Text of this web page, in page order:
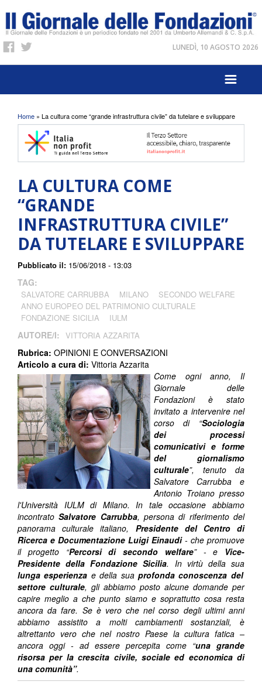
LUNEDÌ, 10 AGOSTO 2026
Tu sei qui
Home » La cultura come “grande infrastruttura civile” da tutelare e sviluppare
LA CULTURA COME
“GRANDE
INFRASTRUTTURA CIVILE”
DA TUTELARE E SVILUPPARE
Pubblicato il: 15/06/2018 - 13:03
TAG:
SALVATORE CARRUBBA MILANO
SECONDO WELFARE
ANNO EUROPEO DEL PATRIMONIO CULTURALE
FONDAZIONE SICILIA
IULM
AUTORE/I: VITTORIA AZZARITA
Rubrica: OPINIONI E CONVERSAZIONI
Articolo a cura di: Vittoria Azzarita
Come ogni anno, Il
Giornale delle
Fondazioni è stato
invitato a intervenire nel
corso di “Sociologia
dei processi
comunicativi e forme
del giornalismo
culturale”, tenuto da
Salvatore Carrubba e
Antonio Troiano presso
l'Università IULM di Milano. In tale occasione abbiamo
incontratoSalvatore Carrubba, persona di riferimento del
panorama culturale italiano, Presidente del Centro di
Ricerca e Documentazione Luigi Einaudi - che promuove
il progetto “Percorsi di secondo welfare” - e Vice-
Presidente della Fondazione Sicilia. In virtù della sua
lunga esperienza e della suaprofonda conoscenza del
settore culturale, gli abbiamo posto alcune domande per
capire meglio a che punto siamo e soprattutto cosa resta
ancora da fare. Se è vero che nel corso degli ultimi anni
abbiamo assistito a molti cambiamenti sostanziali, è
altrettanto vero che nel nostro Paese la cultura fatica –
ancora oggi - ad essere percepita come “una grande
risorsa per la crescita civile, sociale ed economica di
una comunità”.